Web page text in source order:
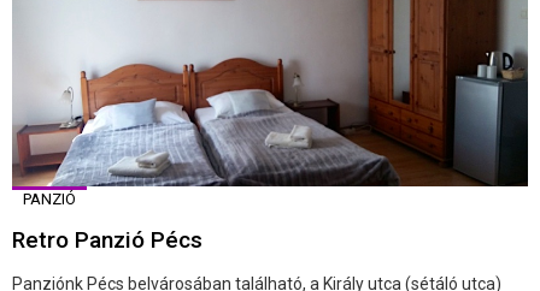
PANZIÓ
Retro Panzió Pécs
Panziónk Pécs belvárosában található, a Király utca (sétáló utca)